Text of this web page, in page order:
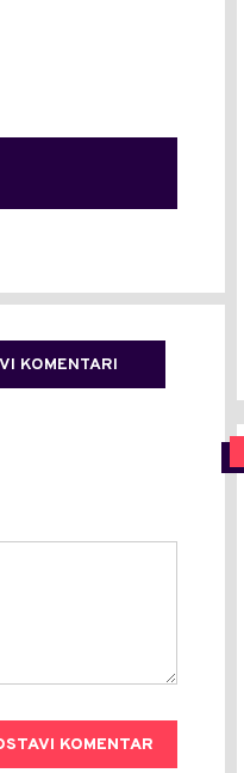
KOMENTARI
KOMENTAR